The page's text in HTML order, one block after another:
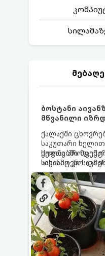
ბოსტანი
მწვანილი
ქალაქში
საკუთარი
სუფთა
აივანიც კი
მოიწყოთ მინი-
ყოველდღიურად
და ბოსტნეულს
ქოთნებში
სასიამოვნო და
იცოდეთ,
ქოთნის
მოუაროთ მათ